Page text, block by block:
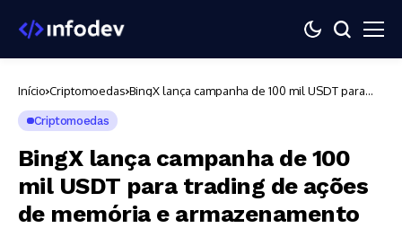
Início Criptomoedas BingX lança campanha de 100 mil USDT para
Criptomoedas
BingX lança campanha de 100
mil USDT para trading de ações
de memória e armazenamento